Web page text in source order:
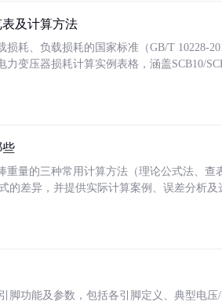
及计算方法
耗、负载损耗的国家标准（GB/T 10228-
力变压器损耗计算实例表格，涵盖SCB10/
些
重量的三种常用计算方法（理论公式法、
的差异，并提供实际计算案例、误差分析
脚功能及参数，包括各引脚定义、典型电